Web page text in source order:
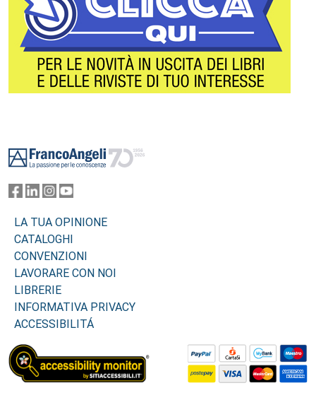
LA TUA OPINIONE
CATALOGHI
CONVENZIONI
LAVORARE CON NOI
LIBRERIE
INFORMATIVA PRIVACY
ACCESSIBILITÁ